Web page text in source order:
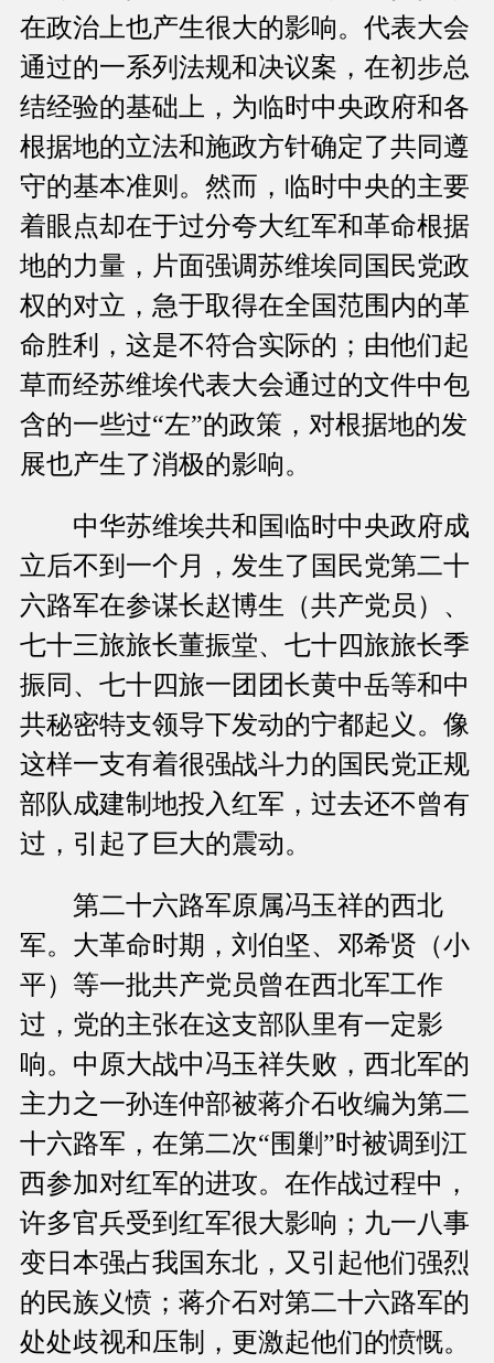
在政治上也产生很大的影响。代表大会
通过的一系列法规和决议案，在初步总
结经验的基础上，为临时中央政府和各
根据地的立法和施政方针确定了共同遵
守的基本准则。然而，临时中央的主要
着眼点却在于过分夸大红军和革命根据
地的力量，片面强调苏维埃同国民党政
权的对立，急于取得在全国范围内的革
命胜利，这是不符合实际的；由他们起
草而经苏维埃代表大会通过的文件中包
含的一些过“左”的政策，对根据地的发
展也产生了消极的影响。
中华苏维埃共和国临时中央政府成
立后不到一个月，发生了国民党第二十
六路军在参谋长赵博生（共产党员）、
七十三旅旅长董振堂、七十四旅旅长季
振同、七十四旅一团团长黄中岳等和中
共秘密特支领导下发动的宁都起义。像
这样一支有着很强战斗力的国民党正规
部队成建制地投入红军，过去还不曾有
过，引起了巨大的震动。
第二十六路军原属冯玉祥的西北
军。大革命时期，刘伯坚、邓希贤（小
平）等一批共产党员曾在西北军工作
过，党的主张在这支部队里有一定影
响。中原大战中冯玉祥失败，西北军的
主力之一孙连仲部被蒋介石收编为第二
十六路军，在第二次“围剿”时被调到江
西参加对红军的进攻。在作战过程中，
许多官兵受到红军很大影响；九一八事
变日本强占我国东北，又引起他们强烈
的民族义愤；蒋介石对第二十六路军的
处处歧视和压制，更激起他们的愤慨。